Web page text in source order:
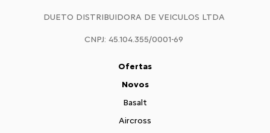
DUETO DISTRIBUIDORA DE VEICULOS LTDA
CNPJ: 45.104.355/0001-69
Ofertas
Novos
Basalt
Aircross